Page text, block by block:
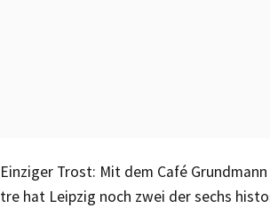
Einziger Trost: Mit dem Café
t­re hat Leipzig noch zwei der sechs